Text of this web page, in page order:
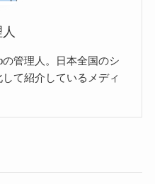
管理人。日本全国のシ
て紹介しているメディ